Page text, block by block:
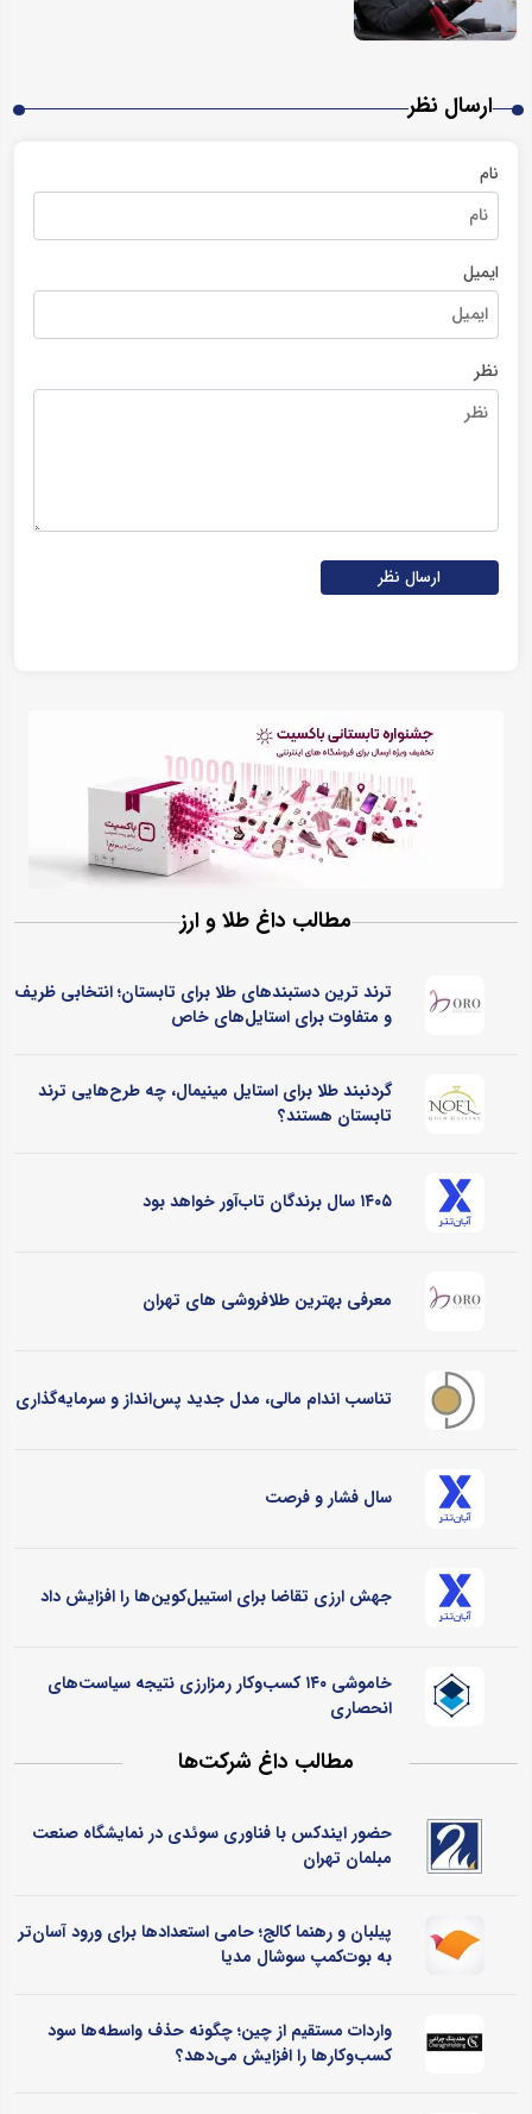
ارسال نظر
نام
ایمیل
نظر
ارسال نظر
مطالب داغ طلا و ارز
ترند ترین دستبندهای طلا برای تابستان؛ انتخابی ظریف
و متفاوت برای استایل‌های خاص
گردنبند طلا برای استایل مینیمال، چه طرح‌هایی ترند
تابستان هستند؟
۱۴۰۵ سال برندگان تاب‌آور خواهد بود
معرفی بهترین طلافروشی های تهران
تناسب اندام مالی، مدل جدید پس‌انداز و سرمایه‌گذاری
سال فشار و فرصت
جهش ارزی تقاضا برای استیبل‌کوین‌ها را افزایش داد
خاموشی ۱۴۰ کسب‌وکار رمزارزی نتیجه سیاست‌های
انحصاری
مطالب داغ شرکت‌ها
حضور ایندکس با فناوری سوئدی در نمایشگاه صنعت
مبلمان تهران
پیلبان و رهنما کالج؛ حامی استعدادها برای ورود آسان‌تر
به بوت‌کمپ سوشال مدیا
واردات مستقیم از چین؛ چگونه حذف واسطه‌ها سود
کسب‌وکارها را افزایش می‌دهد؟